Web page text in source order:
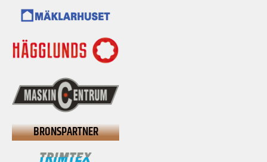
BRONSPARTNER